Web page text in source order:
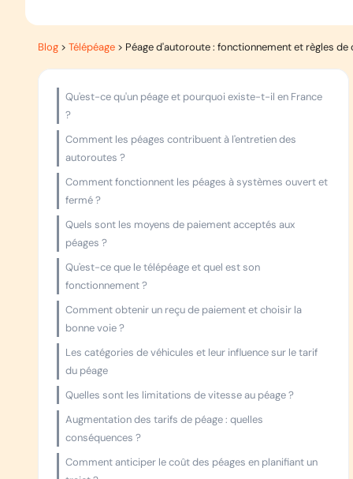
Blog > Télépéage > Péage d'autoroute : fonctionnement et règles de
Qu'est-ce qu'un péage et pourquoi existe-t-il en France
?
Comment les péages contribuent à l'entretien des
autoroutes ?
Comment fonctionnent les péages à systèmes ouvert et
fermé ?
Quels sont les moyens de paiement acceptés aux
péages ?
Qu'est-ce que le télépéage et quel est son
fonctionnement ?
Comment obtenir un reçu de paiement et choisir la
bonne voie ?
Les catégories de véhicules et leur influence sur le tarif
du péage
Quelles sont les limitations de vitesse au péage ?
Augmentation des tarifs de péage : quelles
conséquences ?
Comment anticiper le coût des péages en planifiant un